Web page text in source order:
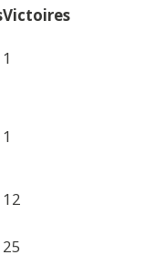
Victoires
1
1
12
25